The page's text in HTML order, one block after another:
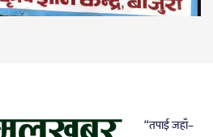
“तपाई जहाँ–